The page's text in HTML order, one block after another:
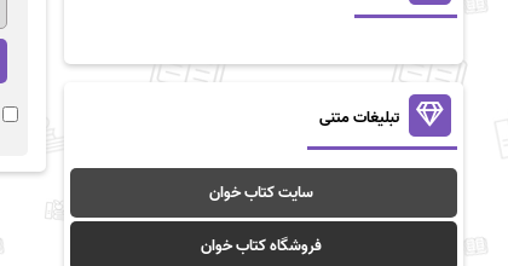
تبلیغات متنی
سایت کتاب خوان
فروشگاه کتاب خوان